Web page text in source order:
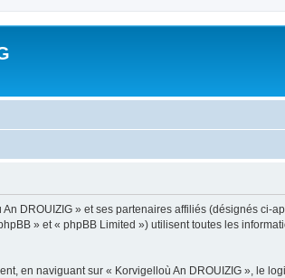
DROUIZIG » et ses partenaires affiliés (désignés ci-
» et « phpBB Limited ») utilisent toutes les
en naviguant sur « Korvigelloù An DROUIZIG », le